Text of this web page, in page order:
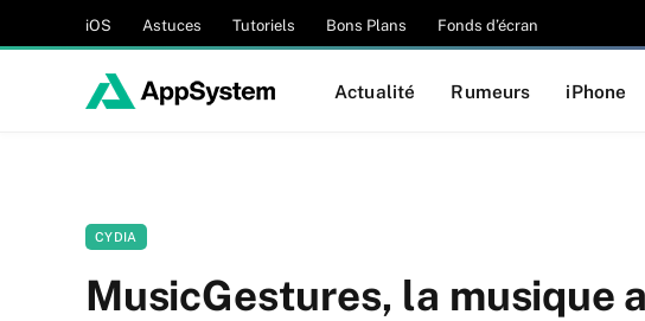
iOS Astuces Tutoriels Bons Plans Fonds d’écran
Actualité Rumeurs iPhone
CYDIA
MusicGestures, la musique